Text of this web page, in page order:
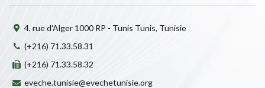
4, rue d'Alger 1000 RP - Tunis Tunis, Tunisie
(+216) 71.33.58.31
(+216) 71.33.58.32
eveche.tunisie@evechetunisie.org